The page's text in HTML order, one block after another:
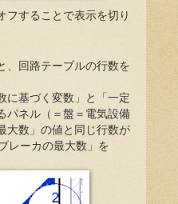
フすることで表示を切り
、回路テーブルの行数を
に基づく変数」と「一定
パネル（＝盤＝電気設備
大数」の値と同じ行数が
レーカの最大数」を